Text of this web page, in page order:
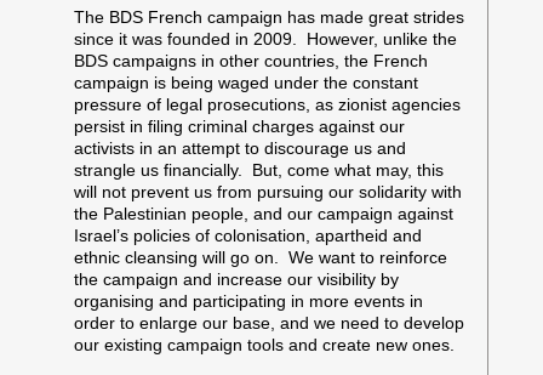
The BDS French campaign has made great strides
since it was founded in 2009. However, unlike the
BDS campaigns in other countries, the French
campaign is being waged under the constant
pressure of legal prosecutions, as zionist agencies
persist in filing criminal charges against our
activists in an attempt to discourage us and
strangle us financially. But, come what may, this
will not prevent us from pursuing our solidarity with
the Palestinian people, and our campaign against
Israel’s policies of colonisation, apartheid and
ethnic cleansing will go on. We want to reinforce
the campaign and increase our visibility by
organising and participating in more events in
order to enlarge our base, and we need to develop
our existing campaign tools and create new ones.